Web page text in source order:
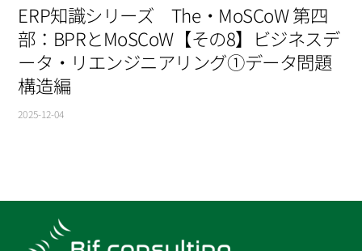
ERP知識シリーズ The・MoSCoW 第四
部：BPRとMoSCoW【その8】ビジネスデ
ータ・リエンジニアリング①データ問題
構造編
2025-12-04